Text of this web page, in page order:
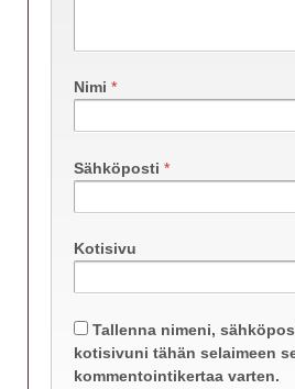
Nimi *
Sähköposti *
Kotisivu
Tallenna nimeni,
kotisivuni tähän selaimeen
kommentointikertaa varten.